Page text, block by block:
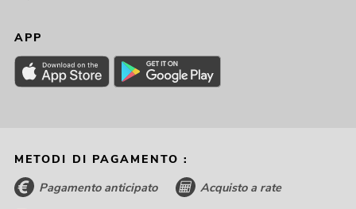
APP
METODI DI PAGAMENTO :
Pagamento anticipato Acquisto a rate